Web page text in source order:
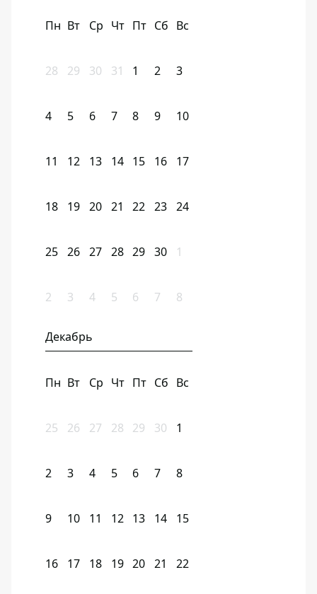
Пн Вт Ср Чт Пт Сб Вс
28 29 30 31 1 2 3
4 5 6 7 8 9 10
11 12 13 14 15 16 17
18 19 20 21 22 23 24
25 26 27 28 29 30 1
2 3 4 5 6 7 8
Декабрь
Пн Вт Ср Чт Пт Сб Вс
25 26 27 28 29 30 1
2 3 4 5 6 7 8
9 10 11 12 13 14 15
16 17 18 19 20 21 22